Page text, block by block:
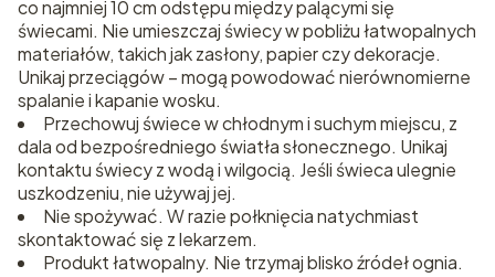
co najmniej 10 cm odstępu między palącymi się
świecami. Nie umieszczaj świecy w pobliżu łatwopalnych
materiałów, takich jak zasłony, papier czy dekoracje.
Unikaj przeciągów – mogą powodować nierównomierne
spalanie i kapanie wosku.
Przechowuj świece w chłodnym i suchym miejscu, z
dala od bezpośredniego światła słonecznego. Unikaj
kontaktu świecy z wodą i wilgocią. Jeśli świeca ulegnie
uszkodzeniu, nie używaj jej.
Nie spożywać. W razie połknięcia natychmiast
skontaktować się z lekarzem.
Produkt łatwopalny. Nie trzymaj blisko źródeł ognia.